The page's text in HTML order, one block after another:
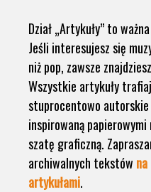
Dział „Artykuły” to
Jeśli interesujesz się
niż pop, zawsze
Wszystkie artykuły
stuprocentowo
inspirowaną
szatę graficzną.
archiwalnych tekstów
artykułami.